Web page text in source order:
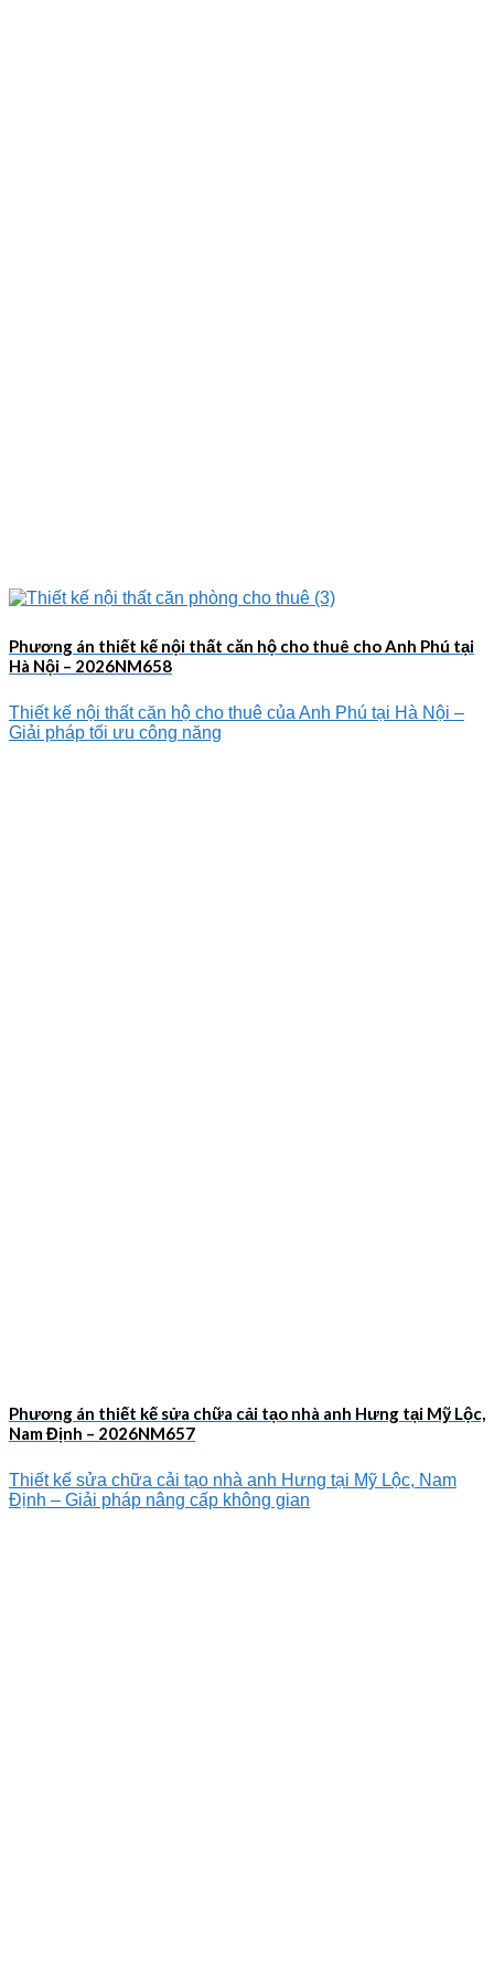
Phương án thiết kế nội thất căn hộ cho thuê cho Anh Phú tại
Hà Nội – 2026NM658
Thiết kế nội thất căn hộ cho thuê của Anh Phú tại Hà Nội –
Giải pháp tối ưu công năng
Phương án thiết kế sửa chữa cải tạo nhà anh Hưng tại Mỹ Lộc,
Nam Định – 2026NM657
Thiết kế sửa chữa cải tạo nhà anh Hưng tại Mỹ Lộc, Nam
Định – Giải pháp nâng cấp không gian